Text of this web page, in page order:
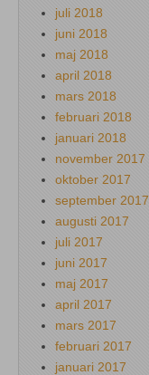
juli 2018
juni 2018
maj 2018
april 2018
mars 2018
februari 2018
januari 2018
november 2017
oktober 2017
september 2017
augusti 2017
juli 2017
juni 2017
maj 2017
april 2017
mars 2017
februari 2017
januari 2017